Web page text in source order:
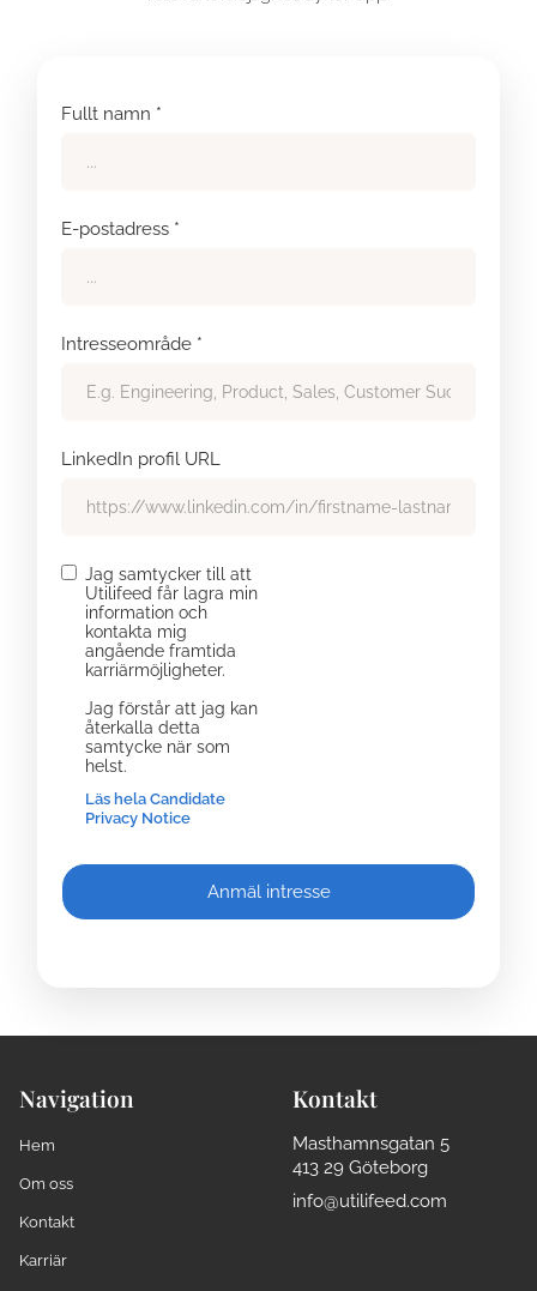
Fullt namn *
E-postadress *
Intresseområde *
LinkedIn profil URL
Jag samtycker till att
Utilifeed får lagra min
information och
kontakta mig
angående framtida
karriärmöjligheter.
Jag förstår att jag kan
återkalla detta
samtycke när som
helst.
Läs hela Candidate
Privacy Notice
Navigation
Hem
Om oss
Kontakt
Karriär
Kontakt
Masthamnsgatan 5
413 29 Göteborg
info@utilifeed.com